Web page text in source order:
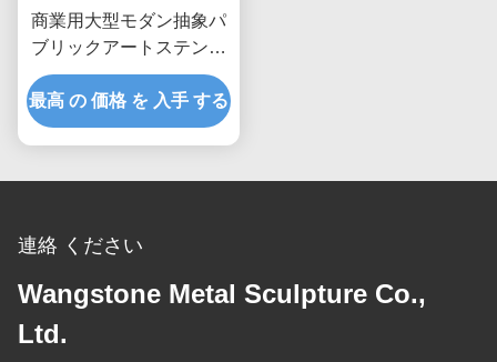
商業用大型モダン抽象パ
ブリックアートステンレ
ス鋼彫刻
最高 の 価格 を 入手 する
連絡 ください
Wangstone Metal Sculpture Co.,
Ltd.